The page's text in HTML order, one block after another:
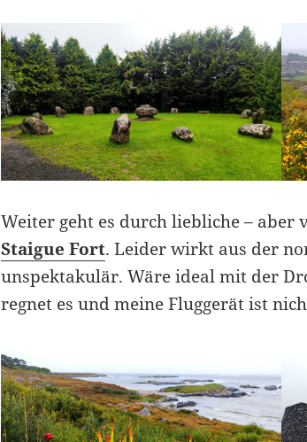
Weiter geht es durch liebliche – aber
Staigue Fort. Leider wirkt aus der
unspektakulär. Wäre ideal mit der
regnet es und meine Fluggerät ist